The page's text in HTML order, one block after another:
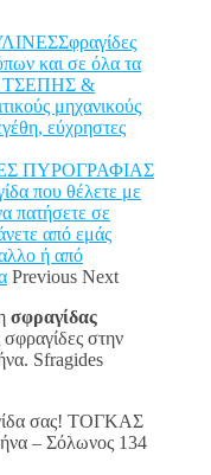
και σε όλα τα
ΤΣΕΠΗΣ &
μηχανικούς
εύχρηστες
ΠΥΡΟΓΡΑΦΙΑΣ
που θέλετε με
πατήσετε σε
από εμάς
ή από
Previous Next
σφραγίδας
σφραγίδες στην
Sfragides
σας! ΤΟΓΚΑΣ
– Σόλωνος 134